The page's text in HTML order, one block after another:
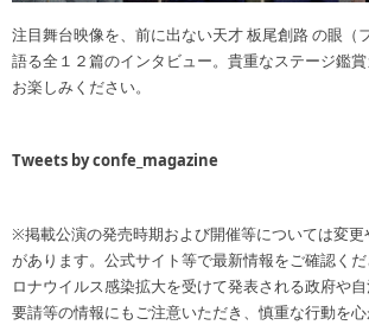
注目舞台映像を、前に出ない天才 板尾創路 の眼（
語る全１２篇のインタビュー。貴重なステージ鑑
お楽しみください。
Tweets by confe_magazine
※掲載公演の発売時期および開催等については変
があります。公式サイト等で最新情報をご確認く
ロナウイルス感染拡大を受けて発表される政府や
要請等の情報にもご注意いただき、慎重な行動を